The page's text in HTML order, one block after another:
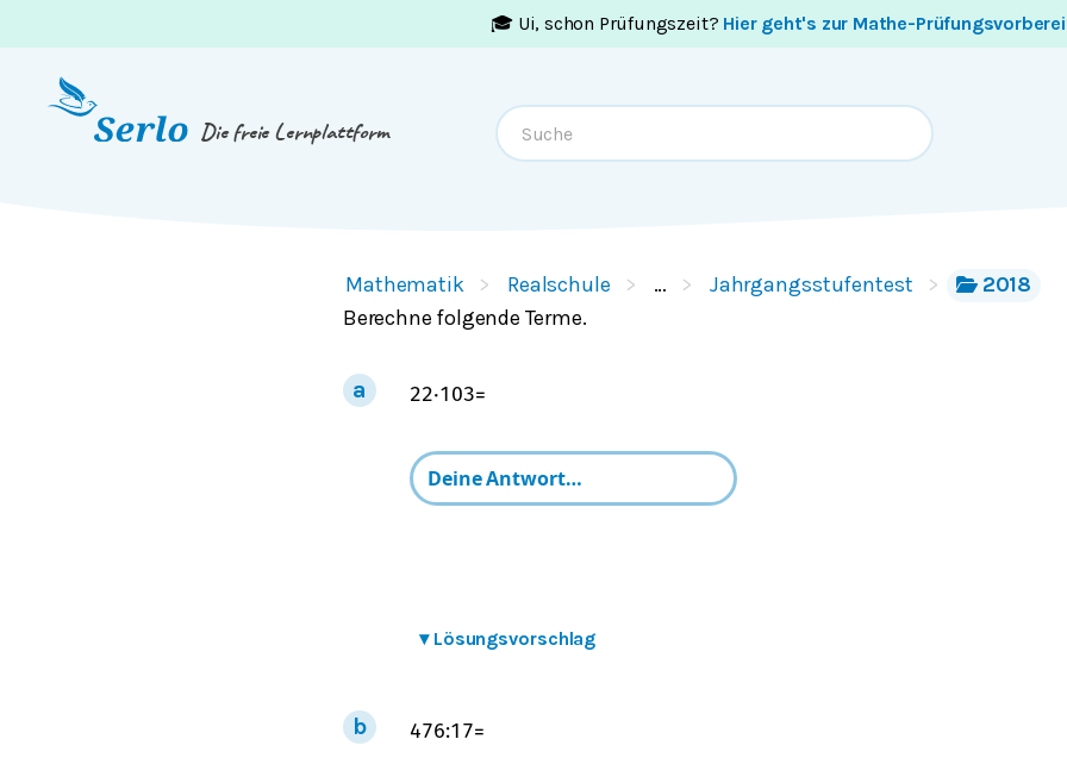
🎓 Ui, schon Prüfungszeit? Hier geht's zur Mathe-
Die freie Lernplattform
Mathematik Realschule … Jahrgangsstufentest
2018
Berechne folgende Terme.
22⋅103=
▾ Lösungsvorschlag
476:17=